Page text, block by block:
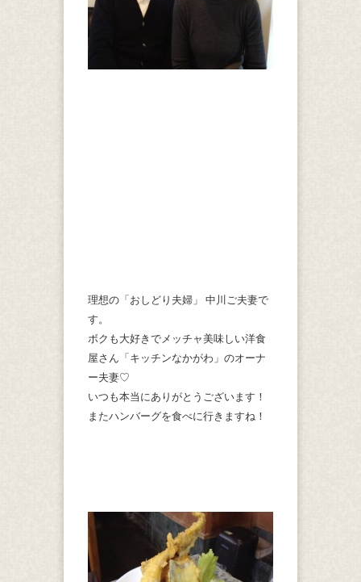
理想の「おしどり夫婦」 中川ご夫妻で
す。
ボクも大好きでメッチャ美味しい洋食
屋さん「キッチンなかがわ」のオーナ
ー夫妻♡
いつも本当にありがとうございます！
またハンバーグを食べに行きますね！